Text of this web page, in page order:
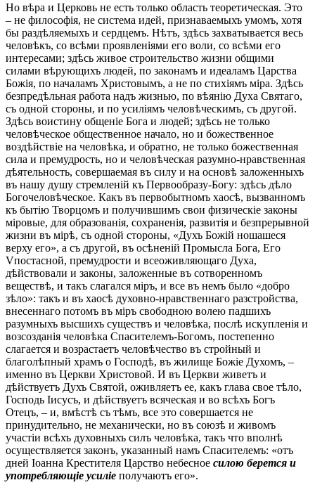
Но вѣра и Церковь не есть только область теоретическая. Это
– не философія, не система идей, признаваемыхъ умомъ, хотя
бы раздѣляемыхъ и сердцемъ. Нѣтъ, здѣсь захватывается весь
человѣкъ, со всѣми проявленіями его воли, со всѣми его
интересами; здѣсь живое строительство жизни общими
силами вѣрующихъ людей, по законамъ и идеаламъ Царства
Божія, по началамъ Христовымъ, а не по стихіямъ міра. Здѣсь
безпредѣльная работа надъ жизнью, по вѣянію Духа Святаго,
съ одной стороны, и по усиліямъ человѣческимъ, съ другой.
Здѣсь воистину общеніе Бога и людей; здѣсь не только
человѣческое общественное начало, но и божественное
воздѣйствіе на человѣка, и обратно, не только божественная
сила и премудрость, но и человѣческая разумно-нравственная
дѣятельность, совершаемая въ силу и на основѣ заложенныхъ
въ нашу душу стремленій къ Первообразу-Богу: здѣсь дѣло
Богочеловѣческое. Какъ въ первобытномъ хаосѣ, вызванномъ
къ бытію Творцомъ и получившимъ свои физическіе законы
міровые, для образованія, сохраненія, развитія и безпрерывной
жизни въ мірѣ, съ одной стороны, «Духъ Божій ношашеся
верху его», а съ другой, въ осѣненій Промысла Бога, Его
Vпостасной, премудрости и всеоживляющаго Духа,
дѣйствовали и законы, заложенные въ сотворенномъ
веществѣ, и такъ слагался міръ, и все въ немъ было «добро
зѣло»: такъ и въ хаосѣ духовно-нравственнаго разстройства,
внесеннаго потомъ въ міръ свободною волею падшихъ
разумныхъ высшихъ существъ и человѣка, послѣ искупленія и
возсозданія человѣка Спасителемъ-Богомъ, постепенно
слагается и возрастаетъ человѣчество въ стройный и
благолѣпный храмъ о Господѣ, въ жилище Божіе Духомъ, –
именно въ Церкви Христовой. И въ Церкви живетъ и
дѣйствуетъ Духъ Святой, оживляетъ ее, какъ глава свое тѣло,
Господь Іисусъ, и дѣйствуетъ всяческая и во всѣхъ Богъ
Отецъ, – и, вмѣстѣ съ тѣмъ, все это совершается не
принудительно, не механически, но въ союзѣ и живомъ
участіи всѣхъ духовныхъ силъ человѣка, такъ что вполнѣ
осуществляется законъ, указанный намъ Спасителемъ: «отъ
дней Іоанна Крестителя Царство небесное силою берется и
употребляющіе усиліе получаютъ его».